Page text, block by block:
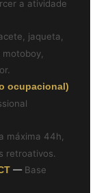
a atividade
jaqueta,
ocupacional)
máxima 44h,
retroativos.
— Base